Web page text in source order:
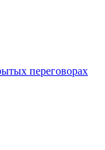
переговорах